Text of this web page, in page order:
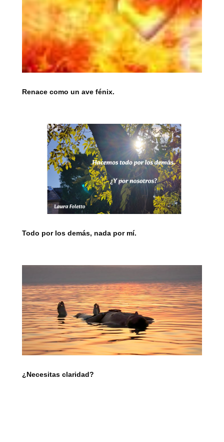
Renace como un ave fénix.
Todo por los demás, nada por mí.
¿Necesitas claridad?